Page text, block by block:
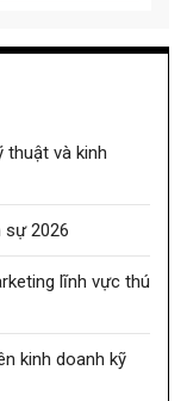
thuật và kinh
sự 2026
lĩnh vực thú
kinh doanh kỹ